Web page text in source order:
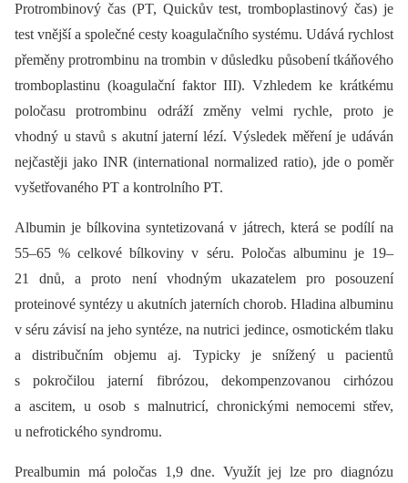
Protrombinový čas (PT, Quickův test, tromboplastinový čas) je
test vnější a společné cesty koagulačního systému. Udává rychlost
přeměny protrombinu na trombin v důsledku působení tkáňového
tromboplastinu (koagulační faktor III). Vzhledem ke krátkému
poločasu pro­trombinu odráží změny velmi rychle, proto je
vhodný u stavů s akutní jaterní lézí. Výsledek měření je udáván
nejčastěji jako INR (international normalized ratio), jde o poměr
vyšetřovaného PT a kontrolního PT.
Albumin je bílkovina syntetizovaná v játrech, která se podílí na
55–65 % celkové bílkoviny v séru. Poločas albuminu je 19–
21 dnů, a proto není vhodným ukazatelem pro posouzení
proteinové syntézy u akutních jaterních chorob. Hladina albuminu
v séru závisí na jeho syntéze, na nutrici jedince, osmotickém tlaku
a distribučním objemu aj. Typicky je snížený u pacientů
s pokročilou jaterní fibrózou, dekompenzovanou cirhózou
a ascitem, u osob s malnutricí, chronickými nemocemi střev,
u nefrotického syndromu.
Prealbumin má poločas 1,9 dne. Vy­užít jej lze pro diagnózu